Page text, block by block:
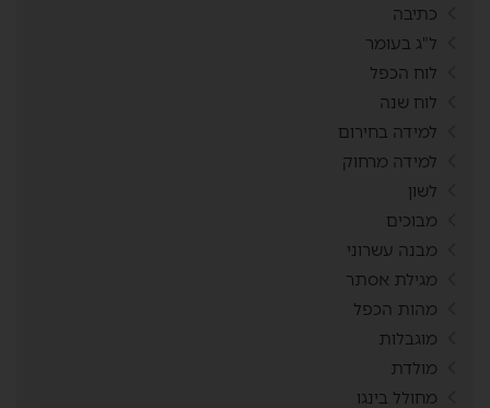
כתיבה
ל"ג בעומר
לוח הכפל
לוח שנה
למידה בחירום
למידה מרחוק
לשון
מבוכים
מבנה עשרוני
מגילת אסתר
מהות הכפל
מוגבלות
מולדת
מחולל בינגו